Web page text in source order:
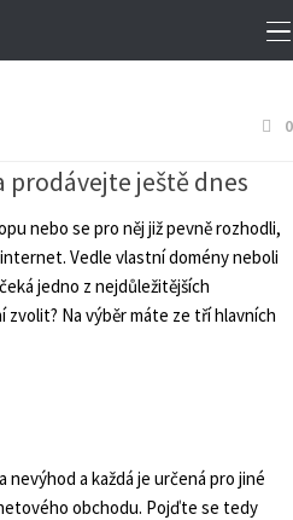
0
prodávejte ještě dnes
nebo se pro něj již pevně rozhodli,
Vedle vlastní domény neboli
jedno z nejdůležitějších
Na výběr máte ze tří hlavních
nevýhod a každá je určená pro jiné
obchodu. Pojďte se tedy